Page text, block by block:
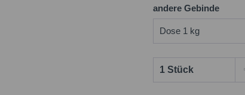
andere Gebinde